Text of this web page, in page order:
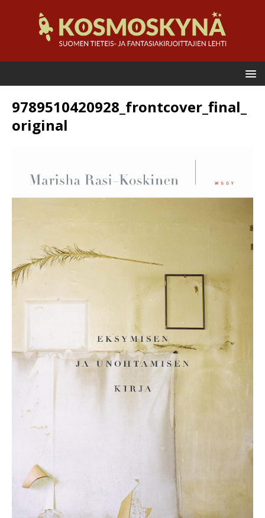
9789510420928_frontcover_final_
original